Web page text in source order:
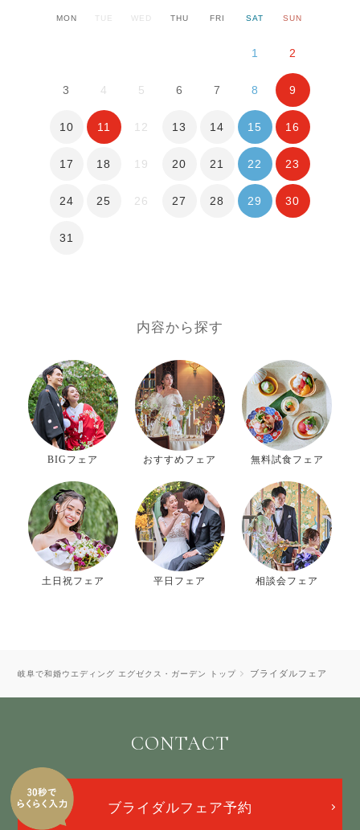
MON TUE WED THU FRI SAT SUN
1 2
3 4 5 6 7 8 9
10 11 12 13 14 15 16
17 18 19 20 21 22 23
24 25 26 27 28 29 30
31
内容から探す
BIGフェア おすすめフェア 無料試食フェア
土日祝フェア 平日フェア 相談会フェア
岐阜で和婚ウエディング エグゼクス・ガーデン トップ ブライダルフェア
CONTACT
ブライダルフェア予約